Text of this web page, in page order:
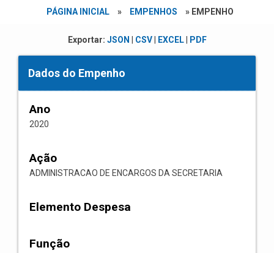
PÁGINA INICIAL » EMPENHOS » EMPENHO
Exportar: JSON CSV| EXCEL| PDF
Dados do Empenho
Ano
2020
Ação
ADMINISTRACAO DE ENCARGOS DA SECRETARIA
Elemento Despesa
Função